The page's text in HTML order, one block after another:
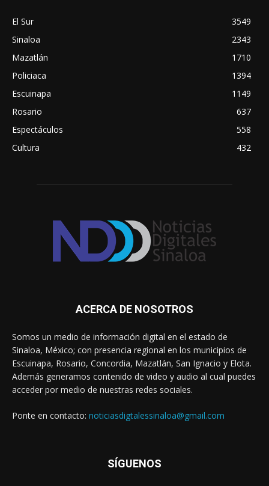
El Sur
3549
Sinaloa
2343
Mazatlán
1710
Policiaca
1394
Escuinapa
1149
Rosario
637
Espectáculos
558
Cultura
432
ACERCA DE NOSOTROS
Somos un medio de información digital en el estado de
Sinaloa, México; con presencia regional en los municipios de
Escuinapa, Rosario, Concordia, Mazatlán, San Ignacio y Elota.
Además generamos contenido de video y audio al cual puedes
acceder por medio de nuestras redes sociales.
Ponte en contacto: noticiasdigtalessinaloa@gmail.com
SÍGUENOS